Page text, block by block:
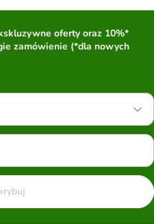
oferty oraz 10%*
zamówienie (*dla nowych